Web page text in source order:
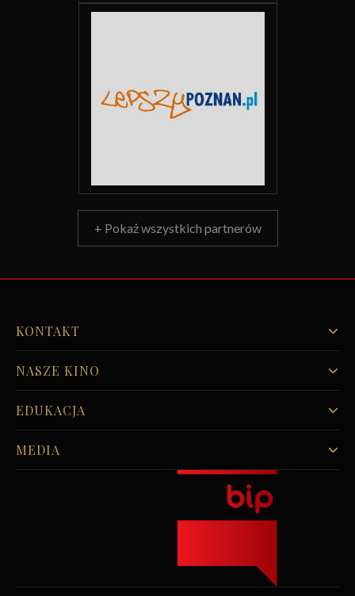
+ Pokaż wszystkich partnerów
KONTAKT
NASZE KINO
EDUKACJA
MEDIA